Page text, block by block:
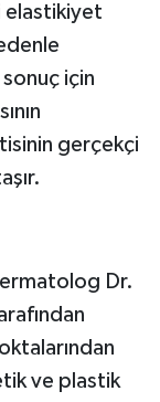
elastikiyet
sonuç için
gerçekçi
Dr.
ve plastik